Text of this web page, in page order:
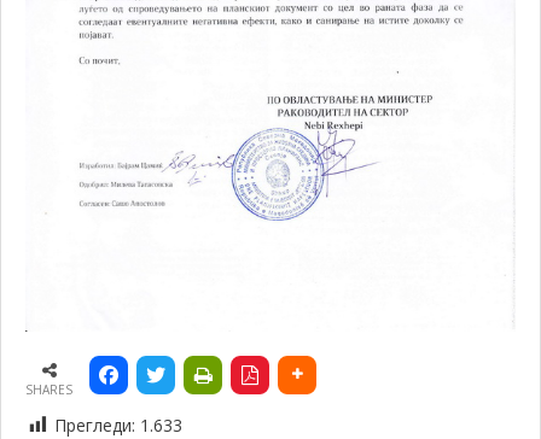
SHARES
Прегледи: 1.633